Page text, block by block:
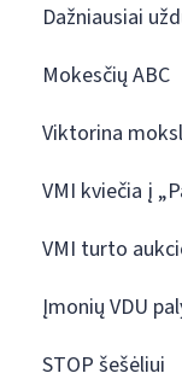
Dažniausiai
Mokesčių ABC
Viktorina
VMI kviečia į
VMI turto
Įmonių VDU
STOP šešėliui